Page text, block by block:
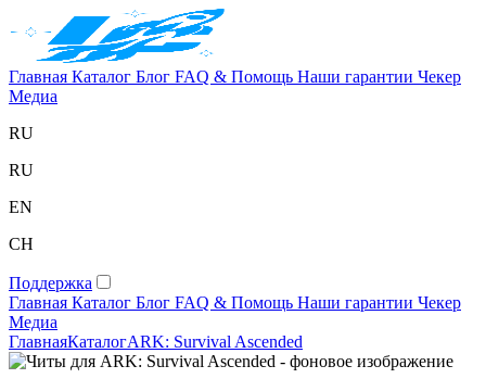
Главная Каталог Блог FAQ & Помощь Наши гарантии Чекер
Медиа
RU
RU
EN
CH
Поддержка
Главная Каталог Блог FAQ & Помощь Наши гарантии Чекер
Медиа
ГлавнаяКаталогARK: Survival Ascended